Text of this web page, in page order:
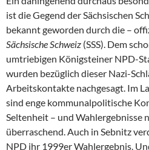
ist die Gegend der Sächsischen
bekannt geworden durch die –
Sächsische Schweiz (SSS). Dem
umtriebigen Königsteiner NPD-
wurden bezüglich dieser Nazi-
Arbeitskontakte nachgesagt. Im
sind enge kommunalpolitische
Seltenheit – und Wahlergebnisse
überraschend. Auch in Sebnitz
NPD ihr 1999er Wahlergebnis.